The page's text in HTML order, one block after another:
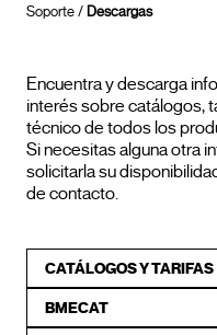
Soporte/ Descargas
Encuentra y descarga
interés sobre catálogos,
técnico de todos los
Si necesitas alguna otra
solicitarla su
de contacto.
CATÁLOGOS Y TARIFAS
BMECAT